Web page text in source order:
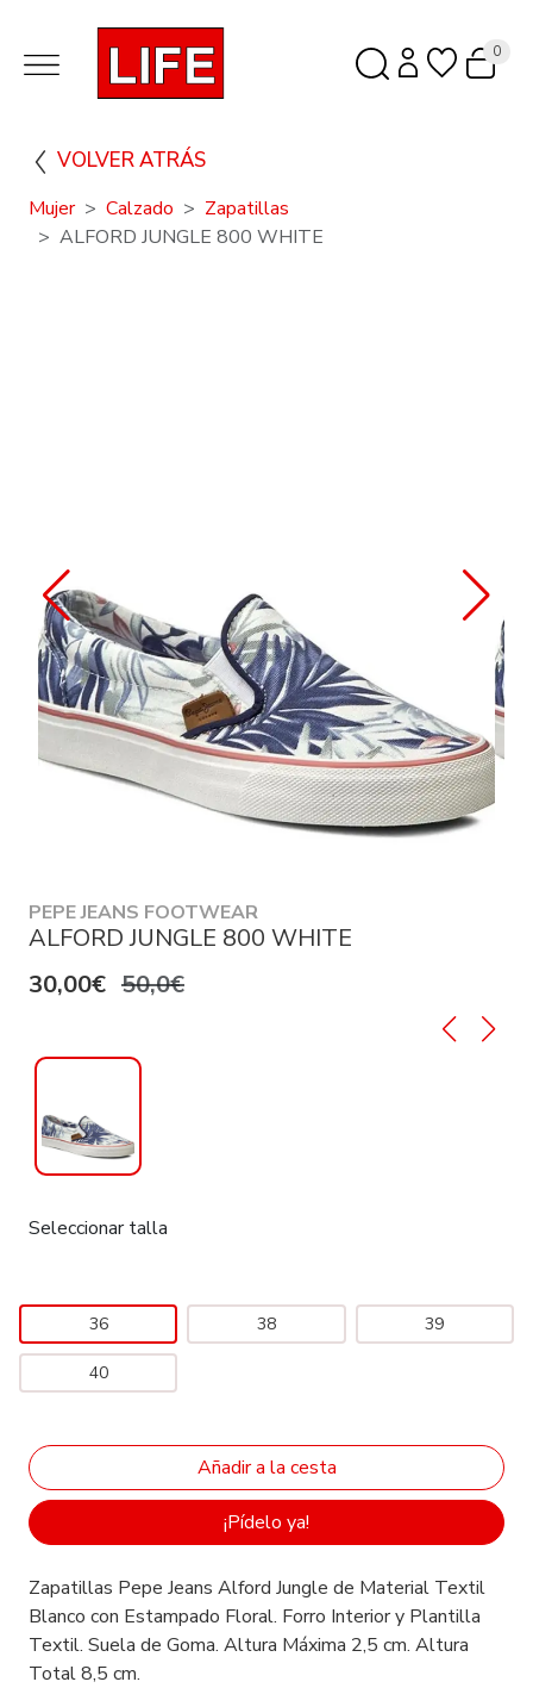
0
VOLVER ATRÁS
Mujer Calzado
Zapatillas
ALFORD JUNGLE 800 WHITE
PEPE JEANS FOOTWEAR
ALFORD JUNGLE 800 WHITE
30,00€ 50,0€
Seleccionar talla
36 38 39
40
¡Pídelo ya!
Zapatillas Pepe Jeans Alford Jungle de Material Textil
Blanco con Estampado Floral. Forro Interior y Plantilla
Textil. Suela de Goma. Altura Máxima 2,5 cm. Altura
Total 8,5 cm.